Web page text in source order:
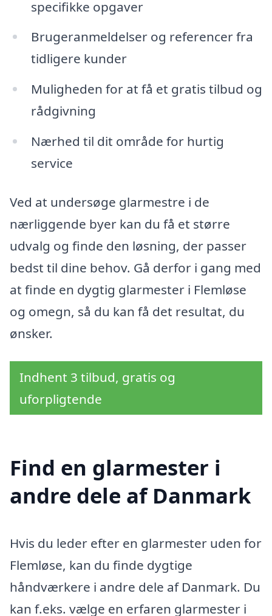
specifikke opgaver
Brugeranmeldelser og referencer fra
tidligere kunder
Muligheden for at få et gratis tilbud og
rådgivning
Nærhed til dit område for hurtig
service
Ved at undersøge glarmestre i de
nærliggende byer kan du få et større
udvalg og finde den løsning, der passer
bedst til dine behov. Gå derfor i gang med
at finde en dygtig glarmester i Flemløse
og omegn, så du kan få det resultat, du
ønsker.
Indhent 3 tilbud, gratis og
uforpligtende
Find en glarmester i
andre dele af Danmark
Hvis du leder efter en glarmester uden for
Flemløse, kan du finde dygtige
håndværkere i andre dele af Danmark. Du
kan f.eks. vælge en erfaren glarmester i